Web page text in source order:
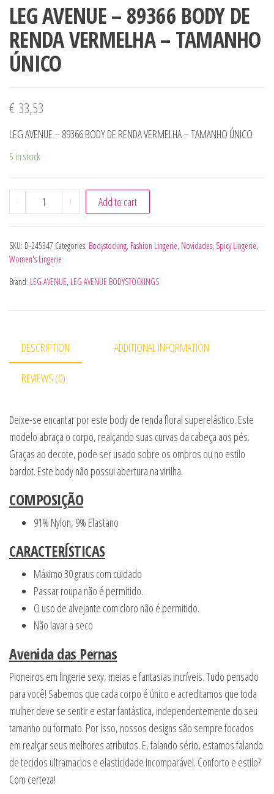
LEG AVENUE – 89366 BODY DE
RENDA VERMELHA – TAMANHO
ÚNICO
€ 33,53
LEG AVENUE – 89366 BODY DE RENDA VERMELHA – TAMANHO ÚNICO
5 in stock
- LEG AVENUE - 89366 BODY DE RENDA VERMELHA -
+ Add to cart
SKU: D-245347 Categories: Bodystocking, Fashion Lingerie, Novidades, Spicy Lingerie,
Women's Lingerie
Brand: LEG AVENUE, LEG AVENUE BODYSTOCKINGS
DESCRIPTION ADDITIONAL INFORMATION
REVIEWS (0)
Deixe-se encantar por este body de renda floral superelástico. Este
modelo abraça o corpo, realçando suas curvas da cabeça aos pés.
Graças ao decote, pode ser usado sobre os ombros ou no estilo
bardot. Este body não possui abertura na virilha.
COMPOSIÇÃO
91% Nylon, 9% Elastano
CARACTERÍSTICAS
Máximo 30 graus com cuidado
Passar roupa não é permitido.
O uso de alvejante com cloro não é permitido.
Não lavar a seco
Avenida das Pernas
Pioneiros em lingerie sexy, meias e fantasias incríveis. Tudo pensado
para você! Sabemos que cada corpo é único e acreditamos que toda
mulher deve se sentir e estar fantástica, independentemente do seu
tamanho ou formato. Por isso, nossos designs são sempre focados
em realçar seus melhores atributos. E, falando sério, estamos falando
de tecidos ultramacios e elasticidade incomparável. Conforto e estilo?
Com certeza!